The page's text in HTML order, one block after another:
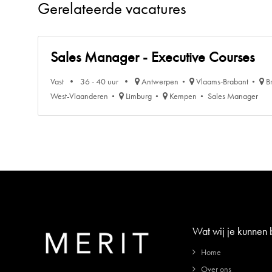
Gerelateerde vacatures
Sales Manager - Executive Courses
Vast 36 - 40 uur Antwerpen Vlaams-Brabant
West-Vlaanderen
Limburg Kempen Sales Manager
Wat wij je kunnen
Home
Over ons